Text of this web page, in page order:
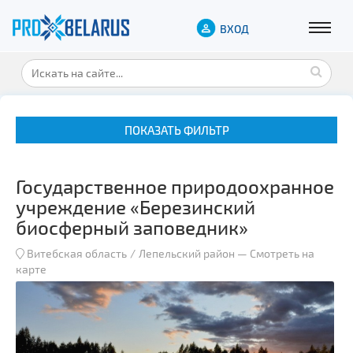
ВХОД
ПОКАЗАТЬ ФИЛЬТР
Музеи
Замки и дворцы
Военная история
Гражданская архитектура
Государственное природоохранное
учреждение «Березинский
биосферный заповедник»
Витебская область Лепельский район — Смотреть на
карте